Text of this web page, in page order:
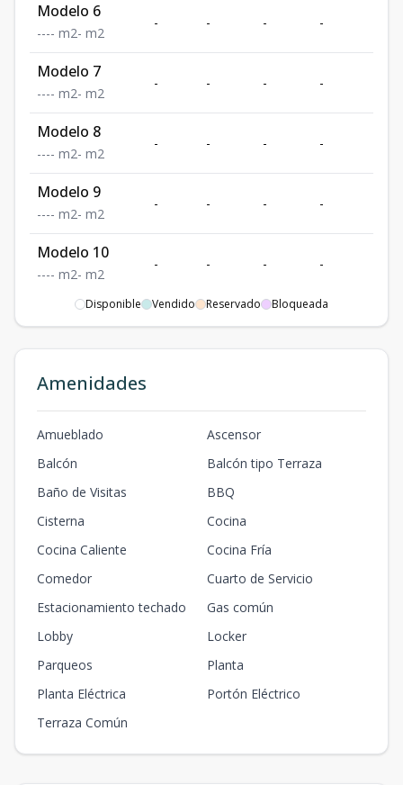
Modelo 6
---- m2- m2
- - - -
Modelo 7
---- m2- m2
- - - -
Modelo 8
---- m2- m2
- - - -
Modelo 9
---- m2- m2
- - - -
Modelo 10
---- m2- m2
- - - -
Modelo 11
- - - - -
Modelo 12
- -- m2- m2
Modelo 13
-- - m2
-
Disponible Vendido Reservado Bloqueada
Amenidades
Amueblado
Ascensor
Balcón
Balcón tipo Terraza
Baño de Visitas
BBQ
Cisterna
Cocina
Cocina Caliente
Cocina Fría
Comedor
Cuarto de Servicio
Estacionamiento techado
Gas común
Lobby
Locker
Parqueos
Planta
Planta Eléctrica
Portón Eléctrico
Terraza Común